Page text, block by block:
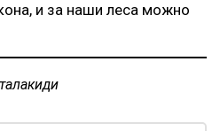
и за наши леса можно